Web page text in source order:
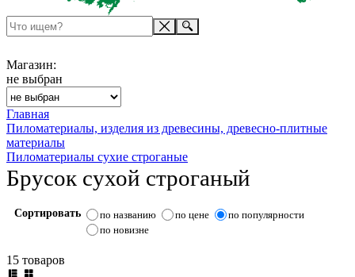
Магазин:
не выбран
Главная
Пиломатериалы, изделия из древесины, древесно-плитные
материалы
Пиломатериалы сухие строганые
Брусок сухой строганый
Сортировать по названию по цене
по популярности
по новизне
15 товаров